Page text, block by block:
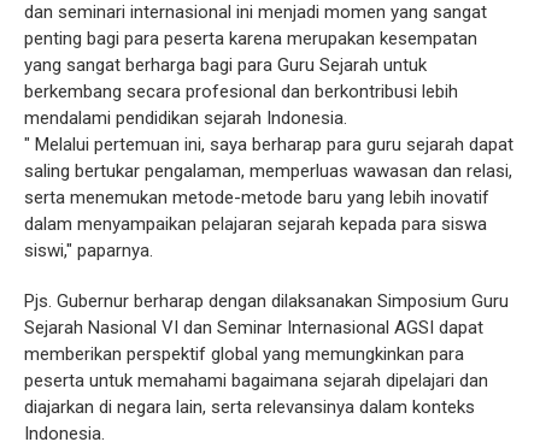
dan seminari internasional ini menjadi momen yang sangat
penting bagi para peserta karena merupakan kesempatan
yang sangat berharga bagi para Guru Sejarah untuk
berkembang secara profesional dan berkontribusi lebih
mendalami pendidikan sejarah Indonesia.
" Melalui pertemuan ini, saya berharap para guru sejarah dapat
saling bertukar pengalaman, memperluas wawasan dan relasi,
serta menemukan metode-metode baru yang lebih inovatif
dalam menyampaikan pelajaran sejarah kepada para siswa
siswi," paparnya.
Pjs. Gubernur berharap dengan dilaksanakan Simposium Guru
Sejarah Nasional VI dan Seminar Internasional AGSI dapat
memberikan perspektif global yang memungkinkan para
peserta untuk memahami bagaimana sejarah dipelajari dan
diajarkan di negara lain, serta relevansinya dalam konteks
Indonesia.